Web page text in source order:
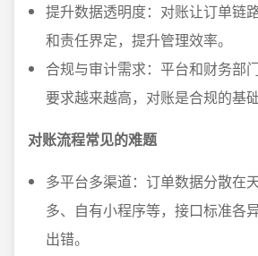
提升数据透明度：对账让订单链
和责任界定，提升管理效率。
合规与审计需求：平台和财务部
要求越来越高，对账是合规的基础
对账流程常见的难题
多平台多渠道：订单数据分散在
多、自有小程序等，接口标准各
出错。